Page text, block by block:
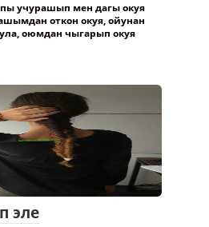
учурашып мен дагы окуя
откон окуя, ойунан
оюмдан чыгарып окуя
эле